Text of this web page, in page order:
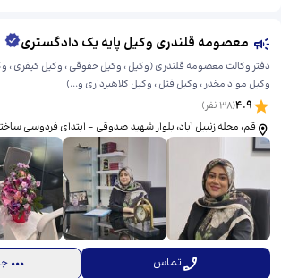
معصومه قلندری وکیل پایه یک دادگستری
دفتر وکالت معصومه قلندری (وکیل ، وکیل حقوقی ،
وکیل مواد مخدر ، وکیل قتل ، وکیل کلاهبرداری و...)
4.9
(
38نفر)
قم، محله زنبیل آباد، بلوار شهید صدوقی - ابتدای فردوسی ساختمان Gold city طبقه ۴
تماس